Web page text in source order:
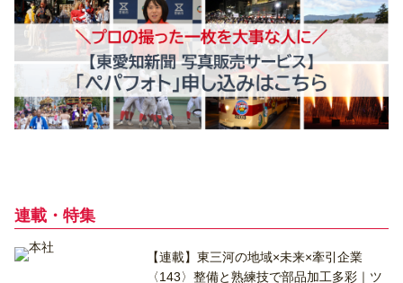
連載・特集
【連載】東三河の地域×未来×牽引企業
〈143〉整備と熟練技で部品加工多彩｜ツ